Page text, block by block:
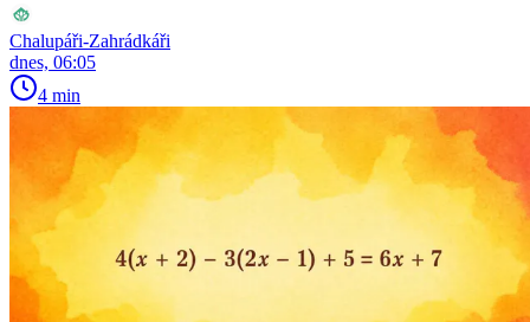
Chalupáři-Zahrádkáři
dnes, 06:05
4 min